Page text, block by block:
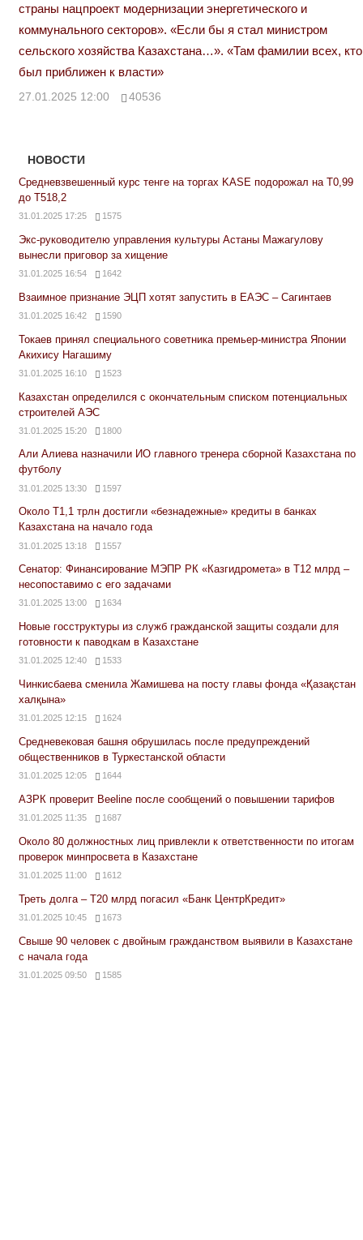
страны нацпроект модернизации энергетического и
коммунального секторов». «Если бы я стал министром
сельского хозяйства Казахстана…». «Там фамилии всех, кто
был приближен к власти»
27.01.2025 12:00 40536
НОВОСТИ
Средневзвешенный курс тенге на торгах KASE подорожал на Т0,99
до Т518,2
31.01.2025 17:25 1575
Экс-руководителю управления культуры Астаны Мажагулову
вынесли приговор за хищение
31.01.2025 16:54 1642
Взаимное признание ЭЦП хотят запустить в ЕАЭС – Сагинтаев
31.01.2025 16:42 1590
Токаев принял специального советника премьер-министра Японии
Акихису Нагашиму
31.01.2025 16:10 1523
Казахстан определился с окончательным списком потенциальных
строителей АЭС
31.01.2025 15:20 1800
Али Алиева назначили ИО главного тренера сборной Казахстана по
футболу
31.01.2025 13:30 1597
Около Т1,1 трлн достигли «безнадежные» кредиты в банках
Казахстана на начало года
31.01.2025 13:18 1557
Сенатор: Финансирование МЭПР РК «Казгидромета» в Т12 млрд –
несопоставимо с его задачами
31.01.2025 13:00 1634
Новые госструктуры из служб гражданской защиты создали для
готовности к паводкам в Казахстане
31.01.2025 12:40 1533
Чинкисбаева сменила Жамишева на посту главы фонда «Қазақстан
халқына»
31.01.2025 12:15 1624
Средневековая башня обрушилась после предупреждений
общественников в Туркестанской области
31.01.2025 12:05 1644
АЗРК проверит Beeline после сообщений о повышении тарифов
31.01.2025 11:35 1687
Около 80 должностных лиц привлекли к ответственности по итогам
проверок минпросвета в Казахстане
31.01.2025 11:00 1612
Треть долга – Т20 млрд погасил «Банк ЦентрКредит»
31.01.2025 10:45 1673
Свыше 90 человек с двойным гражданством выявили в Казахстане
с начала года
31.01.2025 09:50 1585